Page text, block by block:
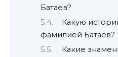
Батаев?
Какую
фамилией Батаев?
Какие